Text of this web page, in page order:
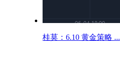
桂莫：6.10 黄金策略 ...